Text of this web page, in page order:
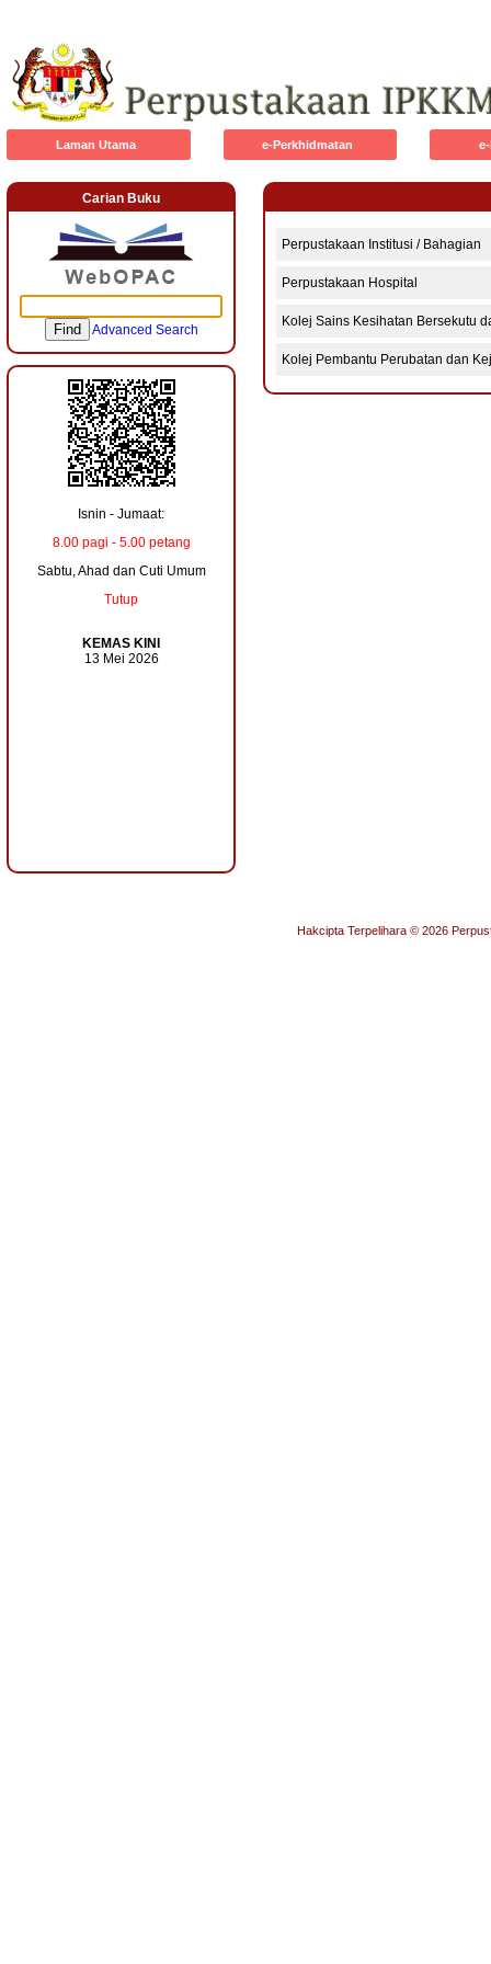
Laman Utama e-Perkhidmatan
Carian Buku
Find Advanced Search
Isnin - Jumaat:
8.00 pagi - 5.00 petang
Sabtu, Ahad dan Cuti Umum
Tutup
KEMAS KINI
13 Mei 2026
Perpustakaan Institusi / Bahagian
Perpustakaan Hospital
Kolej Sains Kesihatan Bersekutu
Kolej Pembantu Perubatan dan